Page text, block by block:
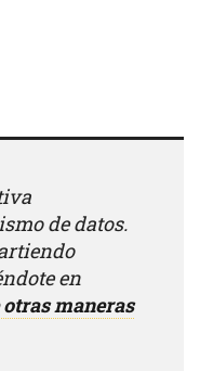
de datos.
en
maneras